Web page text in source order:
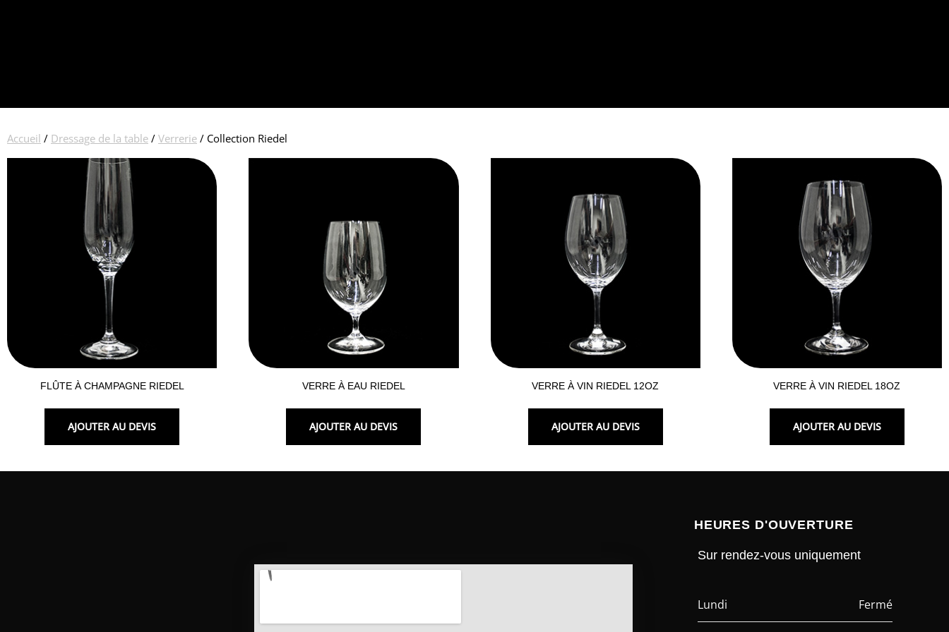
Accueil / Dressage de la table / Verrerie / Collection Riedel
FLÛTE À CHAMPAGNE RIEDEL
AJOUTER AU DEVIS
VERRE À EAU RIEDEL
AJOUTER AU DEVIS
VERRE À VIN RIEDEL 12OZ
AJOUTER AU DEVIS
VERRE À VIN RIEDEL 18OZ
AJOUTER AU DEVIS
HEURES D'OUVERTURE
Sur rendez-vous uniquement
Lundi Fermé